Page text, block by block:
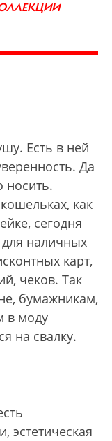
Есть в ней
Да
носить.
как
сегодня
для наличных
карт,
чеков. Так
бумажникам,
в моду
на свалку.
эстетическая